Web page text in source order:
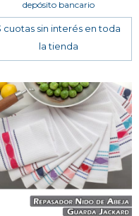
depósito bancario